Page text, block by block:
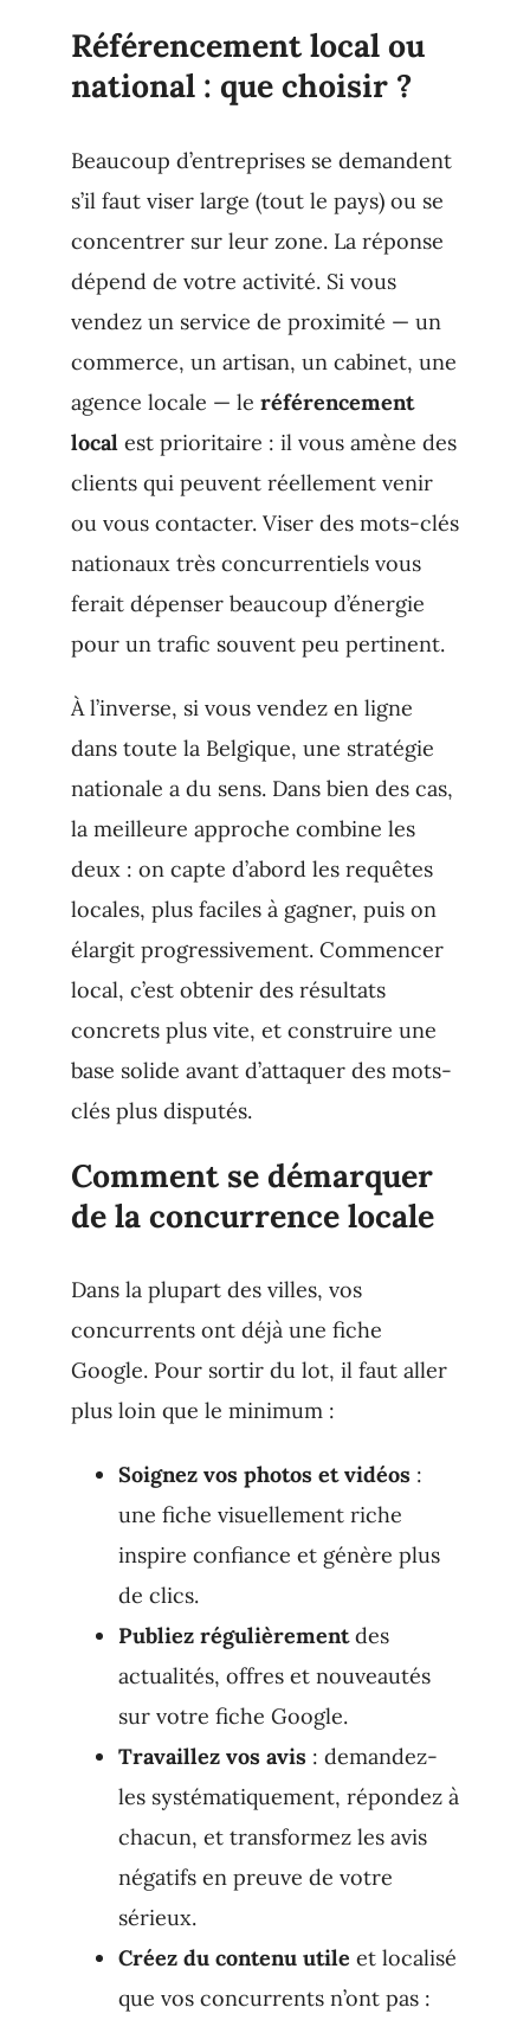
Référencement local ou
national : que choisir ?
Beaucoup d’entreprises se demandent
s’il faut viser large (tout le pays) ou se
concentrer sur leur zone. La réponse
dépend de votre activité. Si vous
vendez un service de proximité — un
commerce, un artisan, un cabinet, une
agence locale — le référencement
localest prioritaire : il vous amène des
clients qui peuvent réellement venir
ou vous contacter. Viser des mots-clés
nationaux très concurrentiels vous
ferait dépenser beaucoup d’énergie
pour un trafic souvent peu pertinent.
À l’inverse, si vous vendez en ligne
dans toute la Belgique, une stratégie
nationale a du sens. Dans bien des cas,
la meilleure approche combine les
deux : on capte d’abord les requêtes
locales, plus faciles à gagner, puis on
élargit progressivement. Commencer
local, c’est obtenir des résultats
concrets plus vite, et construire une
base solide avant d’attaquer des mots-
clés plus disputés.
Comment se démarquer
de la concurrence locale
Dans la plupart des villes, vos
concurrents ont déjà une fiche
Google. Pour sortir du lot, il faut aller
plus loin que le minimum :
Soignez vos photos et vidéos:
une fiche visuellement riche
inspire confiance et génère plus
de clics.
Publiez régulièrementdes
actualités, offres et nouveautés
sur votre fiche Google.
Travaillez vos avis: demandez-
les systématiquement, répondez à
chacun, et transformez les avis
négatifs en preuve de votre
sérieux.
Créez du contenu utile et localisé
que vos concurrents n’ont pas :